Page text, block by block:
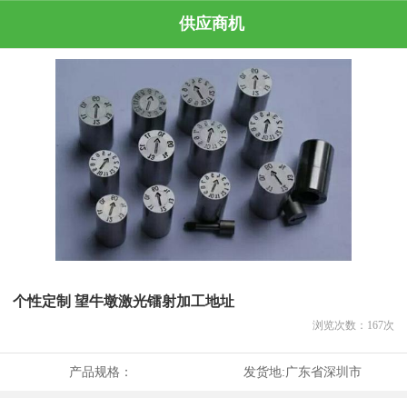
供应商机
个性定制 望牛墩激光镭射加工地址
浏览次数： 167次
产品规格： 发货地:广东省深圳市